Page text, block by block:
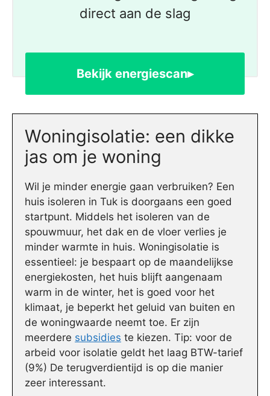
direct aan de slag
Bekijk energiescan▸
Woningisolatie: een dikke
jas om je woning
Wil je minder energie gaan verbruiken? Een
huis isoleren in Tuk is doorgaans een goed
startpunt. Middels het isoleren van de
spouwmuur, het dak en de vloer verlies je
minder warmte in huis. Woningisolatie is
essentieel: je bespaart op de maandelijkse
energiekosten, het huis blijft aangenaam
warm in de winter, het is goed voor het
klimaat, je beperkt het geluid van buiten en
de woningwaarde neemt toe. Er zijn
meerdere subsidies te kiezen. Tip: voor de
arbeid voor isolatie geldt het laag BTW-tarief
(9%) De terugverdientijd is op die manier
zeer interessant.